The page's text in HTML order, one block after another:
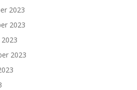
2023
2023
2023